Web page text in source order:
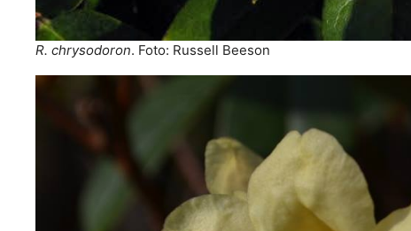
R. chrysodoron. Foto: Russell Beeson